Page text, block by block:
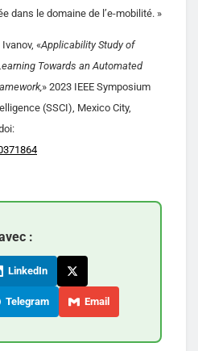
dans le domaine de l’e-mobilité. »
«Applicability Study of
Towards an Automated
» 2023 IEEE Symposium
(SSCI), Mexico City,
:
LinkedIn
Telegram Email